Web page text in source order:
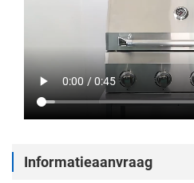
Informatieaanvraag